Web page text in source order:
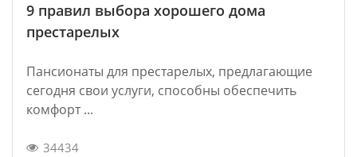
9 правил выбора хорошего дома
престарелых
Пансионаты для престарелых, предлагающие
сегодня свои услуги, способны обеспечить
комфорт ...
34434